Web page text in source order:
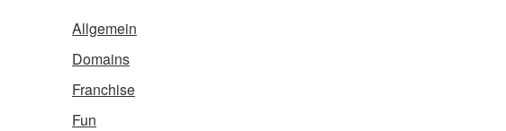
Allgemein
Domains
Franchise
Fun